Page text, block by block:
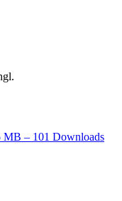
MB – 101 Downloads